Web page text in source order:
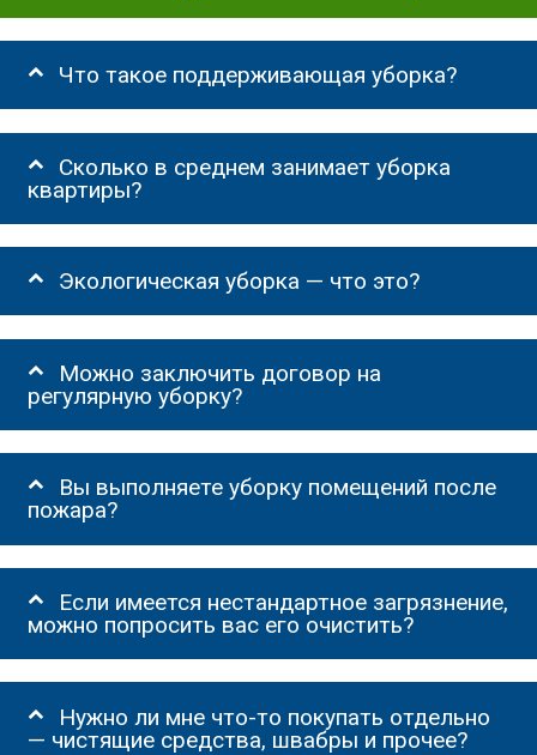
Что такое поддерживающая уборка?
Сколько в среднем занимает уборка
квартиры?
Экологическая уборка — что это?
Можно заключить договор на
регулярную уборку?
Вы выполняете уборку помещений после
пожара?
Если имеется нестандартное загрязнение,
можно попросить вас его очистить?
Нужно ли мне что-то покупать отдельно
— чистящие средства, швабры и прочее?